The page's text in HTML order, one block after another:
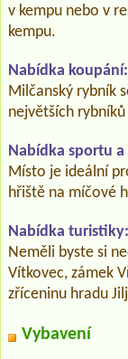
v kempu nebo v
kempu.
Nabídka koupání:
Milčanský rybník
největších
Nabídka sportu a
Místo je ideální
hřiště na míčové
Nabídka turistiky:
Neměli byste si
Vítkovec, zámek
zříceninu hradu
Vybavení